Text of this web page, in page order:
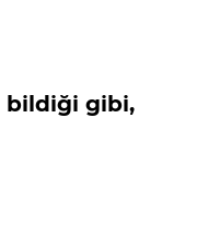
bildiği gibi,